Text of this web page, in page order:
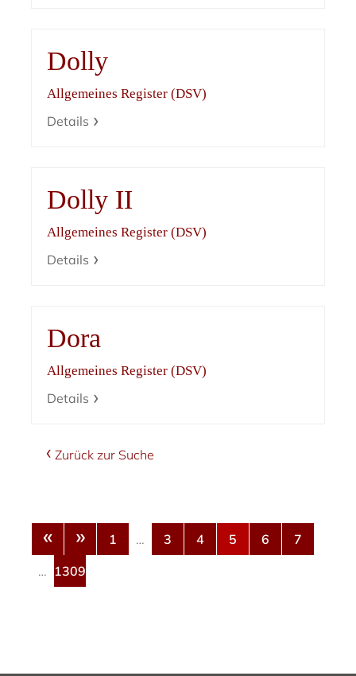
Dolly
Allgemeines Register (DSV)
Details
Dolly II
Allgemeines Register (DSV)
Details
Dora
Allgemeines Register (DSV)
Details
Zurück zur Suche
« » 1 … 3 4 5 6
7
… 1309